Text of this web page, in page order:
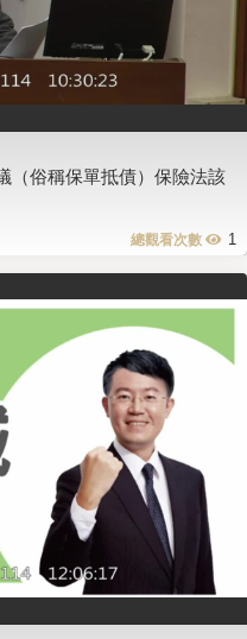
（俗稱保單抵債）保險法該
1